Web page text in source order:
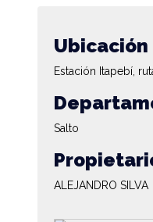
Ubicación
Estación Itapebí,
Salto
ALEJANDRO SILVA